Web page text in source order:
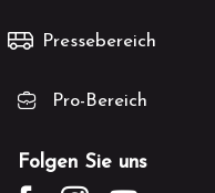
Folgen Sie uns
Pressebereich
Pro-Bereich